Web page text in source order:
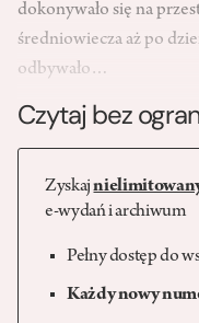
dokonywało się na
średniowiecza aż po
odbywało…
Czytaj bez
Zyskaj
e-wydań i archiwum
Pełny dostęp do
Każdy nowy